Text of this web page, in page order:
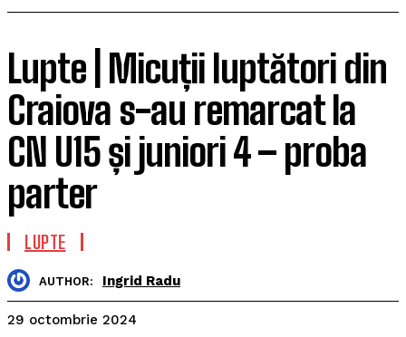
Lupte | Micuții luptători din
Craiova s-au remarcat la
CN U15 și juniori 4 – proba
parter
LUPTE
AUTHOR: Ingrid Radu
29 octombrie 2024